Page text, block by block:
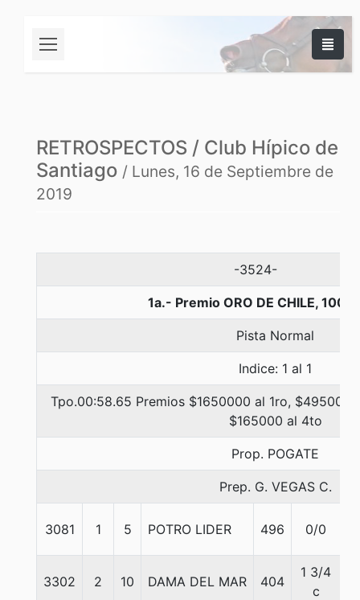
RETROSPECTOS / Club Hípico de
Santiago / Lunes, 16 de Septiembre de
2019
-3524-
1a.- Premio ORO DE CHILE,
Pista Normal
Indice: 1 al 1
Tpo.00:58.65 Premios $1650000 al 1ro, $495000
$165000 al 4to
Prop. POGATE
Prep. G. VEGAS C.
3081 1 5 POTRO LIDER 496 0/0
3302 2 10 DAMA DEL MAR 404
1 3/4
c